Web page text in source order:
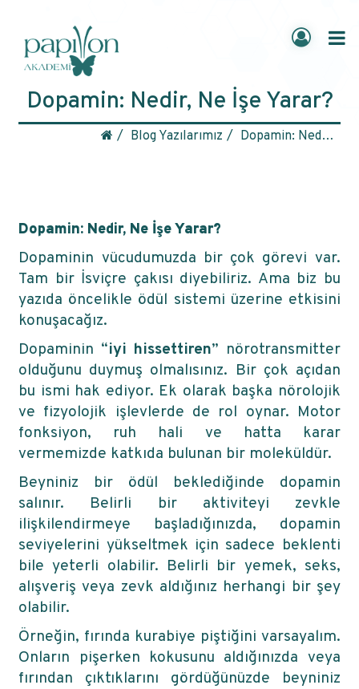
Dopamin: Nedir, Ne İşe Yarar?
Blog Yazılarımız Dopamin: Nedir, Ne İşe Yarar?
Dopamin: Nedir, Ne İşe Yarar?
Dopaminin vücudumuzda bir çok görevi var.
Tam bir İsviçre çakısı diyebiliriz. Ama biz bu
yazıda öncelikle ödül sistemi üzerine etkisini
konuşacağız.
Dopaminin “iyi hissettiren” nörotransmitter
olduğunu duymuş olmalısınız. Bir çok açıdan
bu ismi hak ediyor. Ek olarak başka nörolojik
ve fizyolojik işlevlerde de rol oynar. Motor
fonksiyon, ruh hali ve hatta karar
vermemizde katkıda bulunan bir moleküldür.
Beyniniz bir ödül beklediğinde dopamin
salınır. Belirli bir aktiviteyi zevkle
ilişkilendirmeye başladığınızda, dopamin
seviyelerini yükseltmek için sadece beklenti
bile yeterli olabilir. Belirli bir yemek, seks,
alışveriş veya zevk aldığınız herhangi bir şey
olabilir.
Örneğin, fırında kurabiye piştiğini varsayalım.
Onların pişerken kokusunu aldığınızda veya
fırından çıktıklarını gördüğünüzde beyniniz